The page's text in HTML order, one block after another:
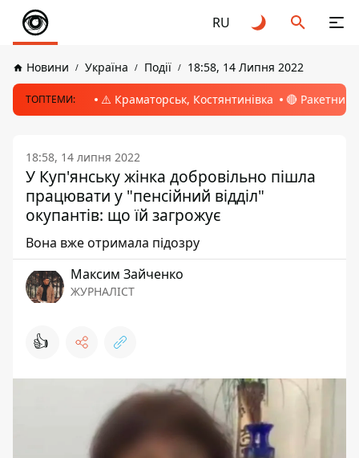
RU
Новини Україна Події 18:58, 14 Липня 2022
ТОПТЕМИ: ⚠️ Краматорськ, Костянтинівка 🔴 Ракетний
18:58, 14 липня 2022
У Куп'янську жінка добровільно пішла
працювати у "пенсійний відділ"
окупантів: що їй загрожує
Вона вже отримала підозру
Максим Зайченко
ЖУРНАЛІСТ
👍